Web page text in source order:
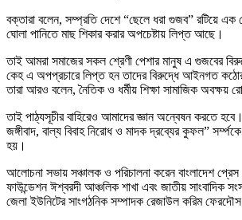
বক্তারা বলেন, সম্প্রতি দেশে “ছেলে ধরা গুজব” রটিয়ে এক
ঘোলা পানিতে মাছ শিকার করার অপচেষ্টায় লিপ্ত আছে।
তাই আমরা সমাজের সকল শ্রেণী পেশার মানুষ এ গুজবের
কেহ এ অপপ্রচারে লিপ্ত হন তাদের বিরুদ্ধে আইনগত
তারা আরও বলেন, নৈতিক ও ধর্মীয় শিক্ষা সামাজিক অবক্ষয়
তাই পাঠ্যসূচীর বাহিরেও আমাদের জ্ঞান অন্বেষন করতে
জঙ্গীবাদ, বাল্য বিবাহ নিরোধ ও মাদক দ্রব্যের কুফল”
হয়।
আলোচনা সভায় সঞ্চালক ও পরিচালনা করেন বাংলাদেশ প্রেস
ফাউন্ডেশন ঈশ্বরদী আঞ্চলিক শাখা এবং জাতীয় সাংবাদিক
জেলা ইউনিটের সাংগঠনিক সম্পাদক রেজাউল করিম